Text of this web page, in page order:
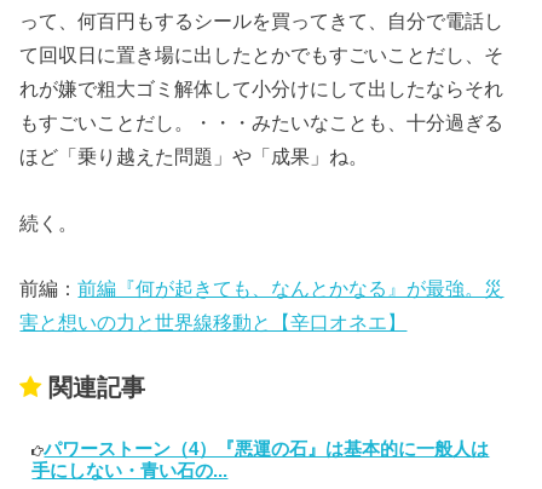
って、何百円もするシールを買ってきて、自分で電話し
て回収日に置き場に出したとかでもすごいことだし、そ
れが嫌で粗大ゴミ解体して小分けにして出したならそれ
もすごいことだし。・・・みたいなことも、十分過ぎる
ほど「乗り越えた問題」や「成果」ね。
続く。
前編：前編『何が起きても、なんとかなる』が最強。災
害と想いの力と世界線移動と【辛口オネエ】
関連記事
パワーストーン（4）『悪運の石』は基本的に一般人は
手にしない・青い石の...